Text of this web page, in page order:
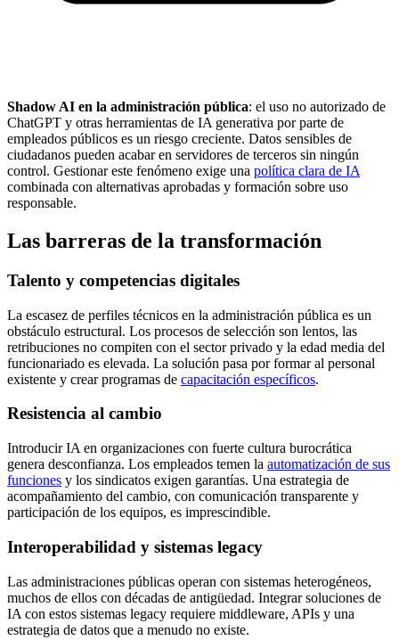
Shadow AI en la administración pública: el uso no autorizado de
ChatGPT y otras herramientas de IA generativa por parte de
empleados públicos es un riesgo creciente. Datos sensibles de
ciudadanos pueden acabar en servidores de terceros sin ningún
control. Gestionar este fenómeno exige una política clara de IA
combinada con alternativas aprobadas y formación sobre uso
responsable.
Las barreras de la transformación
Talento y competencias digitales
La escasez de perfiles técnicos en la administración pública es un
obstáculo estructural. Los procesos de selección son lentos, las
retribuciones no compiten con el sector privado y la edad media del
funcionariado es elevada. La solución pasa por formar al personal
existente y crear programas de capacitación específicos.
Resistencia al cambio
Introducir IA en organizaciones con fuerte cultura burocrática
genera desconfianza. Los empleados temen la automatización de sus
funciones y los sindicatos exigen garantías. Una estrategia de
acompañamiento del cambio, con comunicación transparente y
participación de los equipos, es imprescindible.
Interoperabilidad y sistemas legacy
Las administraciones públicas operan con sistemas heterogéneos,
muchos de ellos con décadas de antigüedad. Integrar soluciones de
IA con estos sistemas legacy requiere middleware, APIs y una
estrategia de datos que a menudo no existe.